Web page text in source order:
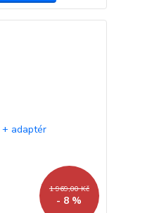
1 969,00 Kč
- 8 %